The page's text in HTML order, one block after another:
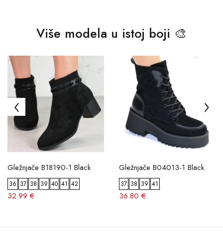
Više modela u istoj boji 🎨
Gležnjače B18190-1 Black
36 37 38 39 40 41 42
32.99 €
Gležnjače B04013-1 Black
37 38 39 41
36.80 €